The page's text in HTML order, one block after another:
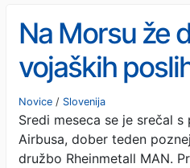
Na Morsu že
vojaških
Novice / Slovenija
Sredi meseca se je srečal s
Airbusa, dober teden
družbo Rheinmetall MAN.